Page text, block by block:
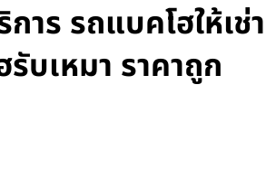
ร รถแบคโฮให้เช่
บเหมา ราคาถูก